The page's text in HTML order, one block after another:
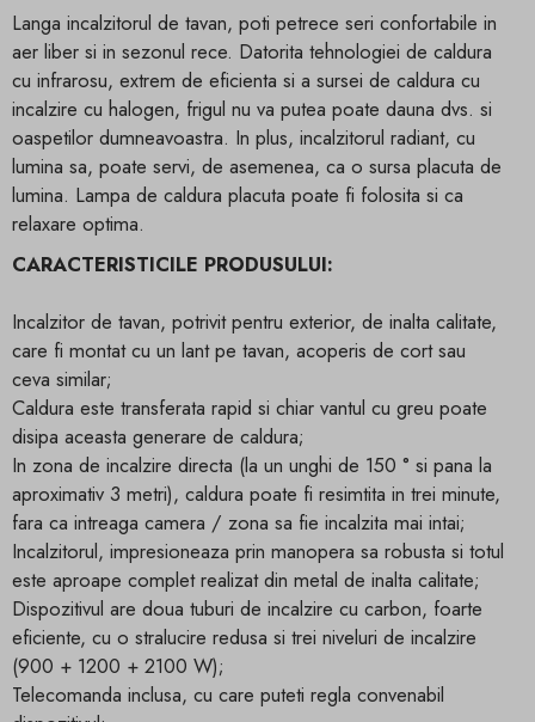
Langa incalzitorul de tavan, poti petrece seri confortabile in
aer liber si in sezonul rece. Datorita tehnologiei de caldura
cu infrarosu, extrem de eficienta si a sursei de caldura cu
incalzire cu halogen, frigul nu va putea poate dauna dvs. si
oaspetilor dumneavoastra. In plus, incalzitorul radiant, cu
lumina sa, poate servi, de asemenea, ca o sursa placuta de
lumina. Lampa de caldura placuta poate fi folosita si ca
relaxare optima.
CARACTERISTICILE PRODUSULUI:
Incalzitor de tavan, potrivit pentru exterior, de inalta calitate,
care fi montat cu un lant pe tavan, acoperis de cort sau
ceva similar;
Caldura este transferata rapid si chiar vantul cu greu poate
disipa aceasta generare de caldura;
In zona de incalzire directa (la un unghi de 150 ° si pana la
aproximativ 3 metri), caldura poate fi resimtita in trei minute,
fara ca intreaga camera / zona sa fie incalzita mai intai;
Incalzitorul, impresioneaza prin manopera sa robusta si totul
este aproape complet realizat din metal de inalta calitate;
Dispozitivul are doua tuburi de incalzire cu carbon, foarte
eficiente, cu o stralucire redusa si trei niveluri de incalzire
(900 + 1200 + 2100 W);
Telecomanda inclusa, cu care puteti regla convenabil